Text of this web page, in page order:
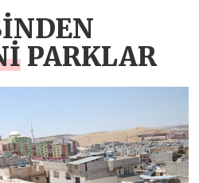
PARKLAR